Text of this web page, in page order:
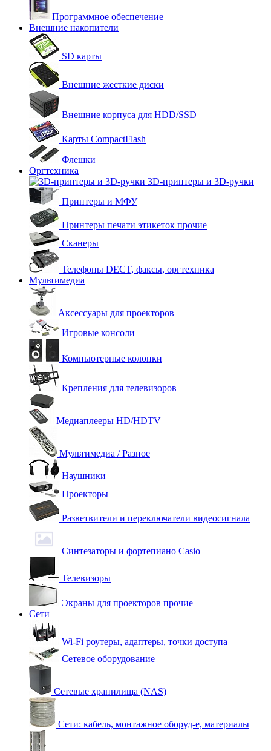
Программное обеспечение
Внешние накопители
SD карты
Внешние жесткие диски
Внешние корпуса для HDD/SSD
Карты CompactFlash
Флешки
Оргтехника
3D-принтеры и 3D-ручки
Принтеры и МФУ
Принтеры печати этикеток прочие
Сканеры
Телефоны DECT, факсы, оргтехника
Мультимедиа
Аксессуары для проекторов
Игровые консоли
Компьютерные колонки
Крепления для телевизоров
Медиаплееры HD/HDTV
Мультимедиа / Разное
Наушники
Проекторы
Разветвители и переключатели видеосигнала
Синтезаторы и фортепиано Casio
Телевизоры
Экраны для проекторов прочие
Сети
Wi-Fi роутеры, адаптеры, точки доступа
Сетевое оборудование
Сетевые хранилища (NAS)
Сети: кабель, монтажное оборуд-е, материалы